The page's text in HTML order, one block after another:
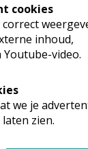
cookies
inhoud,
video.
we je
zien.